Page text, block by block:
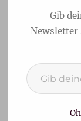
Gib
Newsletter
Gib deine E-Mail-Adresse ein ...